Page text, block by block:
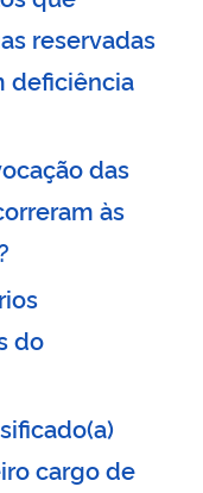
reservadas
deficiência
das
às
do
cargo de